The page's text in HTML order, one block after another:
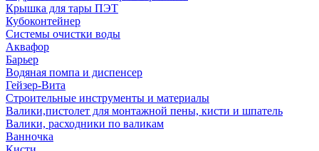
Крышка для тары ПЭТ
Кубоконтейнер
Системы очистки воды
Аквафор
Барьер
Водяная помпа и диспенсер
Гейзер-Вита
Строительные инструменты и материалы
Валики,пистолет для монтажной пены, кисти и шпатель
Валики, расходники по валикам
Ванночка